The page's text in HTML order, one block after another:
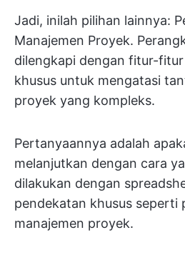
Jadi, inilah pilihan lainnya:
Manajemen Proyek.
dilengkapi dengan fitur-
khusus untuk mengatasi
proyek yang kompleks.
Pertanyaannya adalah
melanjutkan dengan cara
dilakukan dengan
pendekatan khusus seperti
manajemen proyek.